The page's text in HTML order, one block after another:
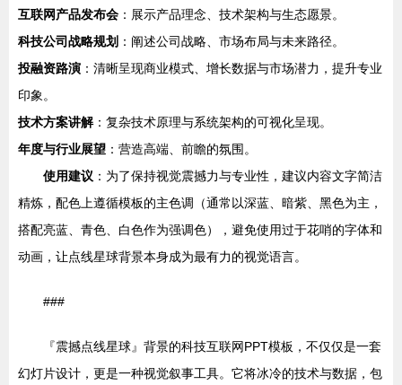
互联网产品发布会 ：展示产品理念、技术架构与生态愿景。
科技公司战略规划 ：阐述公司战略、市场布局与未来路径。
投融资路演 ：清晰呈现商业模式、增长数据与市场潜力，提升专业
印象。
技术方案讲解：复杂技术原理与系统架构的可视化呈现。
年度与行业展望 ：营造高端、前瞻的氛围。
使用建议 ：为了保持视觉震撼力与专业性，建议内容文字简洁
精炼，配色上遵循模板的主色调（通常以深蓝、暗紫、黑色为主，
搭配亮蓝、青色、白色作为强调色），避免使用过于花哨的字体和
动画，让点线星球背景本身成为最有力的视觉语言。
###
『震撼点线星球』背景的科技互联网PPT模板，不仅仅是一套
幻灯片设计，更是一种视觉叙事工具。它将冰冷的技术与数据，包